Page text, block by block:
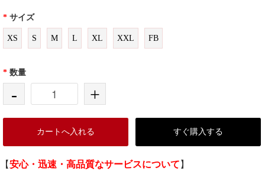
* サイズ
XS S M L XL XXL FB
* 数量
- +
カートへ入れる すぐ購入する
【安心・迅速・高品質なサービスについて 】